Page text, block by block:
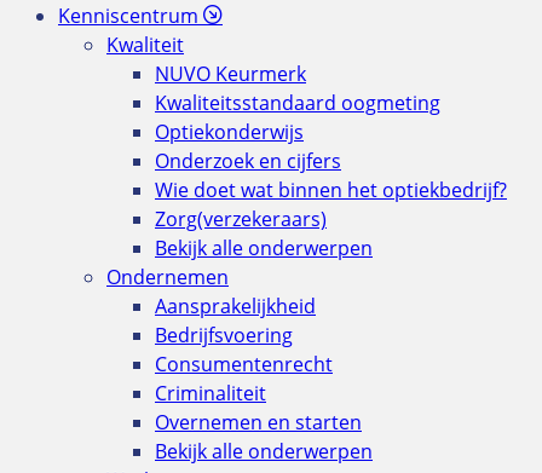
Kenniscentrum
Kwaliteit
NUVO Keurmerk
Kwaliteitsstandaard oogmeting
Optiekonderwijs
Onderzoek en cijfers
Wie doet wat binnen het optiekbedrijf?
Zorg(verzekeraars)
Bekijk alle onderwerpen
Ondernemen
Aansprakelijkheid
Bedrijfsvoering
Consumentenrecht
Criminaliteit
Overnemen en starten
Bekijk alle onderwerpen